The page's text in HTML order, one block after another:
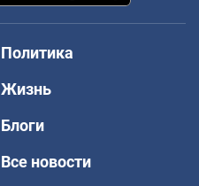
Политика
Жизнь
Блоги
Все новости